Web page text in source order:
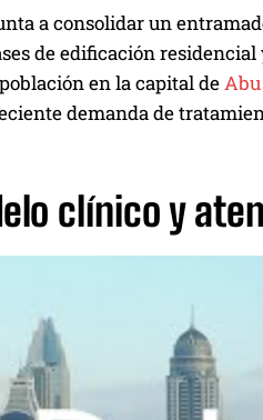
a consolidar un
de edificación
en la capital de
demanda de
clínico y